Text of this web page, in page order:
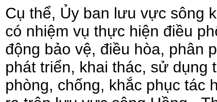
Cụ thể, Ủy ban lưu vực sông
có nhiệm vụ thực hiện điều
động bảo vệ, điều hòa, phân
phát triển, khai thác, sử dụng
phòng, chống, khắc phục tác